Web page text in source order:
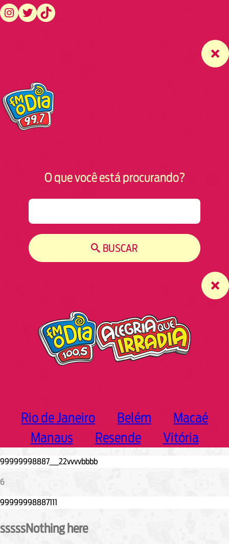
https://www.instagram.com/fmodia.macae/ https://twitter.com/fmodia.macae/ https://www.tiktok.com/@fmodia.macae
O que você está procurando?
BUSCAR
Rio de Janeiro Belém
Macaé
Manaus
Resende Vitória
6
sssssNothing here